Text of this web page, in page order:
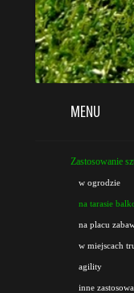
MENU
Zastosowanie
w ogrodzie
na tarasie
na placu
w miejscach
agility
inne